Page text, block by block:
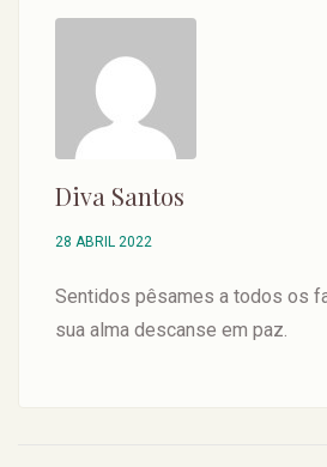
Diva Santos
28 ABRIL 2022
Sentidos pêsames a todos os
sua alma descanse em paz.